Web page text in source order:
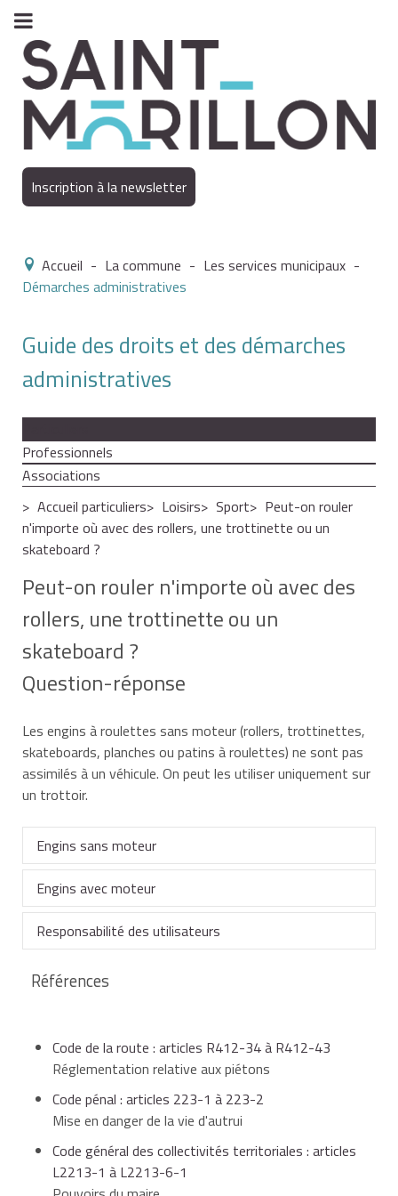
Inscription à la newsletter
Accueil - La commune - Les services municipaux -
Démarches administratives
Guide des droits et des démarches
administratives
Professionnels
Associations
Accueil particuliers
Loisirs Sport
Peut-on rouler
n'importe où avec des rollers, une trottinette ou un
skateboard ?
Peut-on rouler n'importe où avec des
rollers, une trottinette ou un
skateboard ?
Question-réponse
Les engins à roulettes sans moteur (rollers, trottinettes,
skateboards, planches ou patins à roulettes) ne sont pas
assimilés à un véhicule. On peut les utiliser uniquement sur
un trottoir.
Engins sans moteur
Les engins concernés sont les engins :
sans moteur,
et de petite dimension.
Rentrent dans cette catégorie :
les rollers ou patins à roulettes,
Engins avec moteur
Les trottinettes à moteur doivent rouler sur la route
si elles sont :
homologuées,
et capables de dépasser 6km/h.
Responsabilité des utilisateurs
Les manquements constatés peuvent être
les infractions à la réglementation relative à la
circulation des piétons relèvent des
contraventions de la 1ère classe pouvant justifier
une amende de4 €à7 €.
Références
Code de la route : articles R412-34 à R412-43
Réglementation relative aux piétons
Code pénal : articles 223-1 à 223-2
Mise en danger de la vie d'autrui
Code général des collectivités territoriales : articles
L2213-1 à L2213-6-1